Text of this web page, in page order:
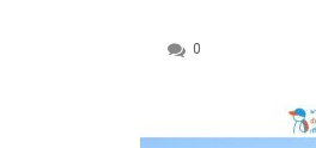
0